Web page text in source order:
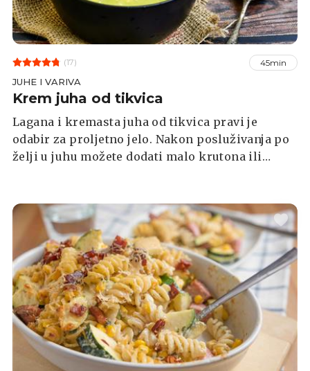
(17) 45min
JUHE I VARIVA
Krem juha od tikvica
Lagana i kremasta juha od tikvica pravi je
odabir za proljetno jelo. Nakon posluživanja po
želji u juhu možete dodati malo krutona ili
obogatiti juhu i dodavanjem kiselog vrhnja
prema vlastitom ukusu.